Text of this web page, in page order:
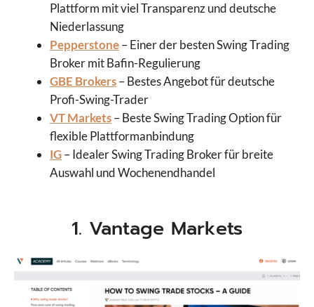
Plattform mit viel Transparenz und deutsche
Niederlassung
Pepperstone– Einer der besten Swing Trading
Broker mit Bafin-Regulierung
GBE Brokers– Bestes Angebot für deutsche
Profi-Swing-Trader
VT Markets– Beste Swing Trading Option für
flexible Plattformanbindung
IG– Idealer Swing Trading Broker für breite
Auswahl und Wochenendhandel
1. Vantage Markets